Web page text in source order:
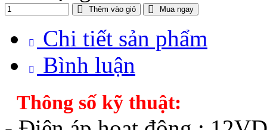
Thêm vào giỏ Mua ngay
Chi tiết sản phẩm
Bình luận
Thông số kỹ thuật:
- Điện áp hoạt động :